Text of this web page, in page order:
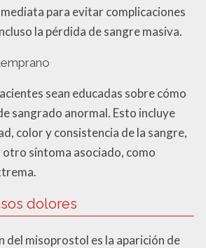
para evitar complicaciones
la pérdida de sangre masiva.
sean educadas sobre cómo
sangrado anormal. Esto incluye
color y consistencia de la sangre,
otro síntoma asociado, como
dolores
del misoprostol es la aparición de